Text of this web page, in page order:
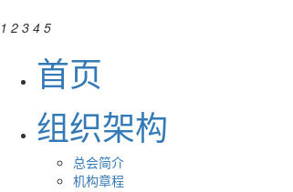
1 2 3 4 5
首页
组织架构
总会简介
机构章程